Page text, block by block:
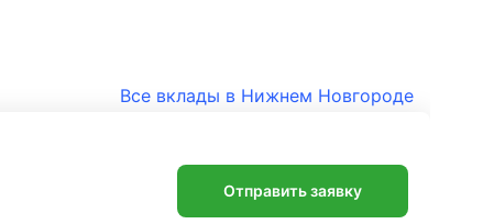
Все вклады в Нижнем Новгороде
Отправить заявку